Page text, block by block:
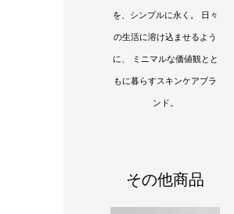
を、シンプルに永く。 日々
の生活に溶け込ませるよう
に、 ミニマルな価値観とと
もに暮らすスキンケアブラ
ンド。
その他商品